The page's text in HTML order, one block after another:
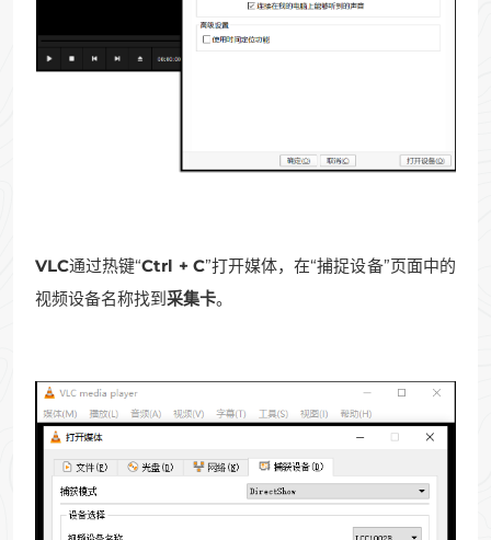
VLC通过热键“Ctrl + C”打开媒体，在“捕捉设备”页面中的
视频设备名称找到采集卡。